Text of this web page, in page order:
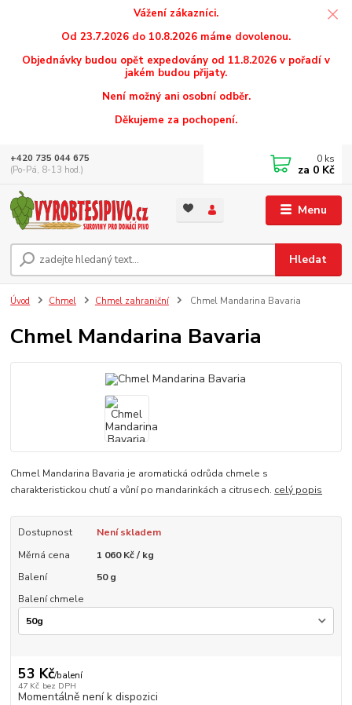
Vážení zákazníci.
Od 23.7.2026 do 10.8.2026 máme dovolenou.
Objednávky budou opět expedovány od 11.8.2026 v pořadí v
jakém budou přijaty.
Není možný ani osobní odběr.
Děkujeme za pochopení.
Menu
Hledat
+420 735 044 675
(Po-Pá, 8-13 hod.)
0 ks
za 0 Kč
Úvod Chmel Chmel zahraniční Chmel Mandarina Bavaria
Chmel Mandarina Bavaria
Chmel Mandarina Bavaria je aromatická odrůda chmele s
charakteristickou chutí a vůní po mandarinkách a citrusech. celý popis
Dostupnost
Není skladem
Měrná cena
1 060 Kč / kg
Balení
50 g
Balení chmele
53 Kč/balení
47 Kč bez DPH
Momentálně není k dispozici